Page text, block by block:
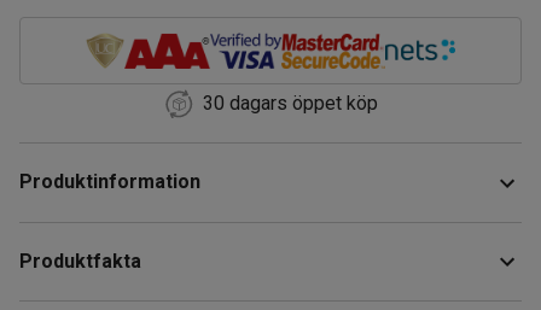
30 dagars öppet köp
Produktinformation
är särskilt tillverkad för att kunna användas i kylrum. Du kan
Produktfakta